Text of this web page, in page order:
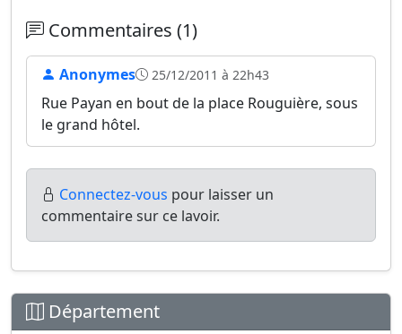
Commentaires (1)
Anonymes 25/12/2011 à 22h43
Rue Payan en bout de la place Rouguière, sous
le grand hôtel.
Connectez-vous pour laisser un
commentaire sur ce lavoir.
Département